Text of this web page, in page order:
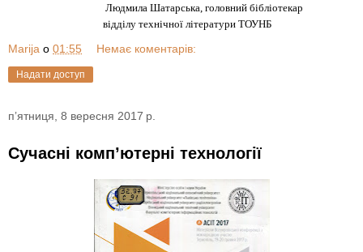
Людмила Шатарська, головний бібліотекар
відділу технічної літератури ТОУНБ
Marija о 01:55 Немає коментарів:
Надати доступ
пʼятниця, 8 вересня 2017 р.
Сучасні комп’ютерні технології